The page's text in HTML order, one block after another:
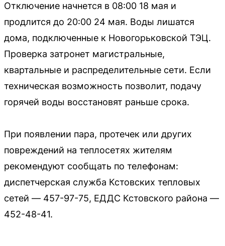
Отключение начнется в 08:00 18 мая и
продлится до 20:00 24 мая. Воды лишатся
дома, подключенные к Новогорьковской ТЭЦ.
Проверка затронет магистральные,
квартальные и распределительные сети. Если
техническая возможность позволит, подачу
горячей воды восстановят раньше срока.
При появлении пара, протечек или других
повреждений на теплосетях жителям
рекомендуют сообщать по телефонам:
диспетчерская служба Кстовских тепловых
сетей — 457-97-75, ЕДДС Кстовского района —
452-48-41.